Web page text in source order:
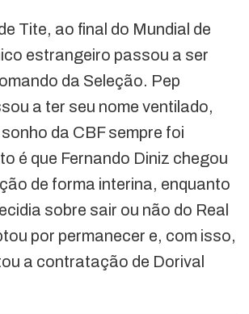
Tite, ao final do Mundial de
estrangeiro passou a ser
da Seleção. Pep
a ter seu nome ventilado,
da CBF sempre foi
é que Fernando Diniz chegou
de forma interina, enquanto
sobre sair ou não do Real
por permanecer e, com isso,
a contratação de Dorival